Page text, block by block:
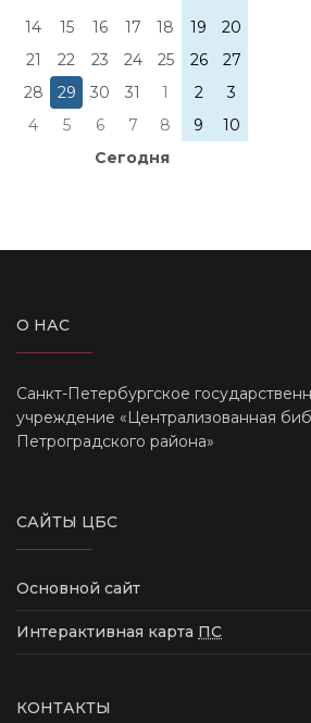
14
15 16 17 18 19
20
21
22 23 24 25 26
27
28
29 30 31 1 2
3
4
5 6 7 8 9
10
Сегодня
О НАС
Санкт-Петербургское
учреждение «Централизованная
Петроградского района»
САЙТЫ ЦБС
Основной сайт
Интерактивная карта ПС
КОНТАКТЫ